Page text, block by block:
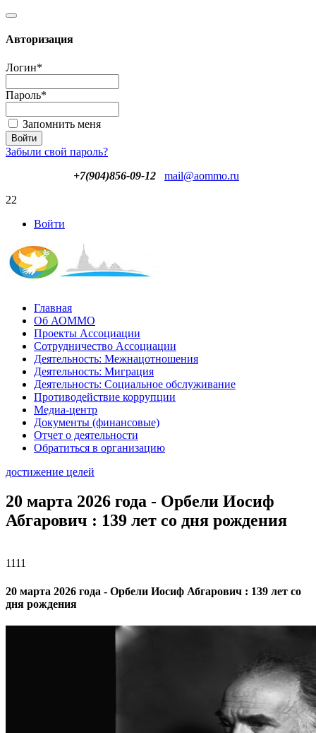
Авторизация
Логин*
Пароль*
Запомнить меня
Забыли свой пароль?
+7(904)856-09-12
mail@aommo.ru
22
Войти
Главная
Об АОММО
Проекты Ассоциации
Сотрудничество Ассоциации
Деятельность: Межнацотношения
Деятельность: Миграция
Деятельность: Социальное обслуживание
Противодействие коррупции
Медиа-центр
Документы (финансовые)
Отчет о деятельности
Обратиться в организацию
достижение целей
20 марта 2026 года - Орбели Иосиф
Абгарович : 139 лет со дня рождения
1111
20 марта 2026 года - Орбели Иосиф Абгарович : 139 лет со
дня рождения